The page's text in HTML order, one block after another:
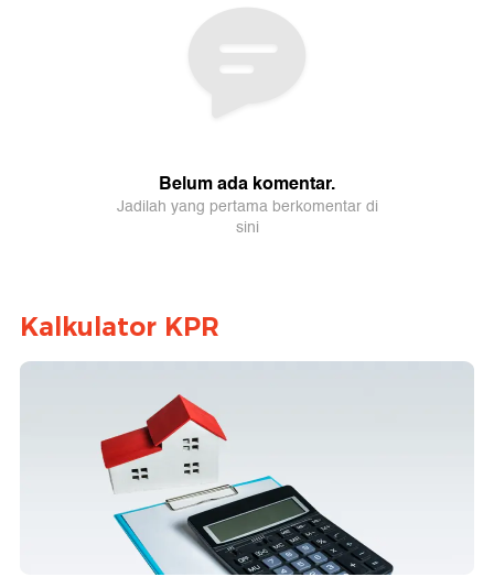
Kalkulator KPR